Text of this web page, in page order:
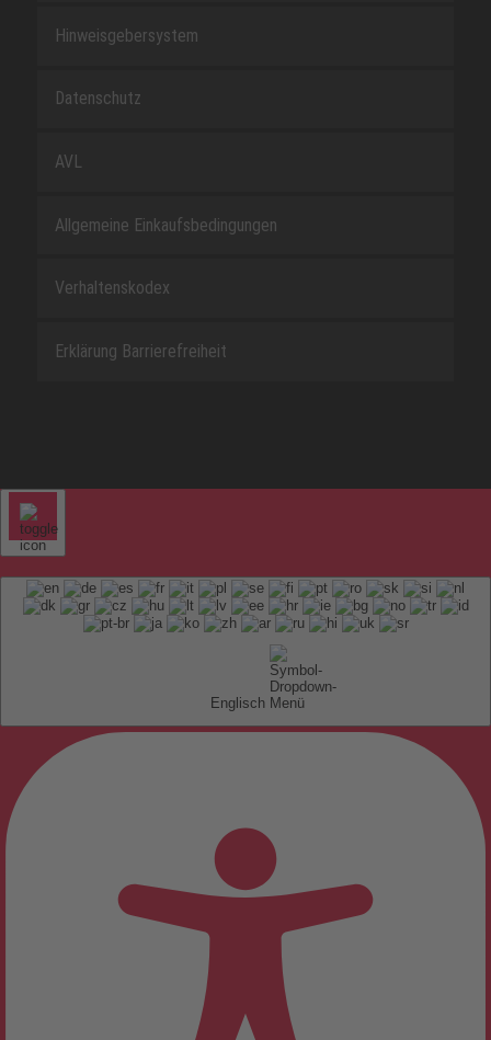
Hinweisgebersystem
Datenschutz
AVL
Allgemeine Einkaufsbedingungen
Verhaltenskodex
Erklärung Barrierefreiheit
Englisch